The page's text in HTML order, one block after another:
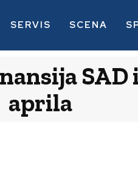
SERVIS SCENA
SAD
aprila